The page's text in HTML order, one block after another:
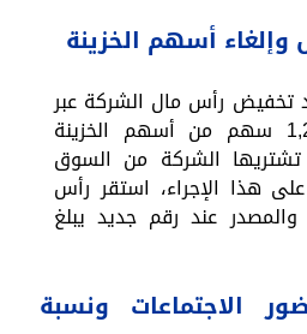
أسهم الخزينة
تخفيض رأس مال الشركة عبر
التخلص من 1,297,569 سهم من أسهم الخزينة
الشركة من السوق
على هذا الإجراء، استقر رأس
عند رقم جديد يبلغ
الاجتماعات ونسبة